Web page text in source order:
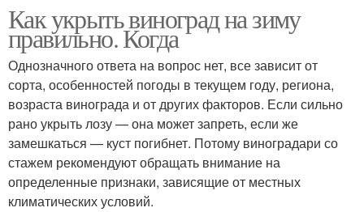
Как укрыть виноград на зиму
правильно. Когда
Однозначного ответа на вопрос нет, все зависит от
сорта, особенностей погоды в текущем году, региона,
возраста винограда и от других факторов. Если сильно
рано укрыть лозу — она может запреть, если же
замешкаться — куст погибнет. Потому виноградари со
стажем рекомендуют обращать внимание на
определенные признаки, зависящие от местных
климатических условий.